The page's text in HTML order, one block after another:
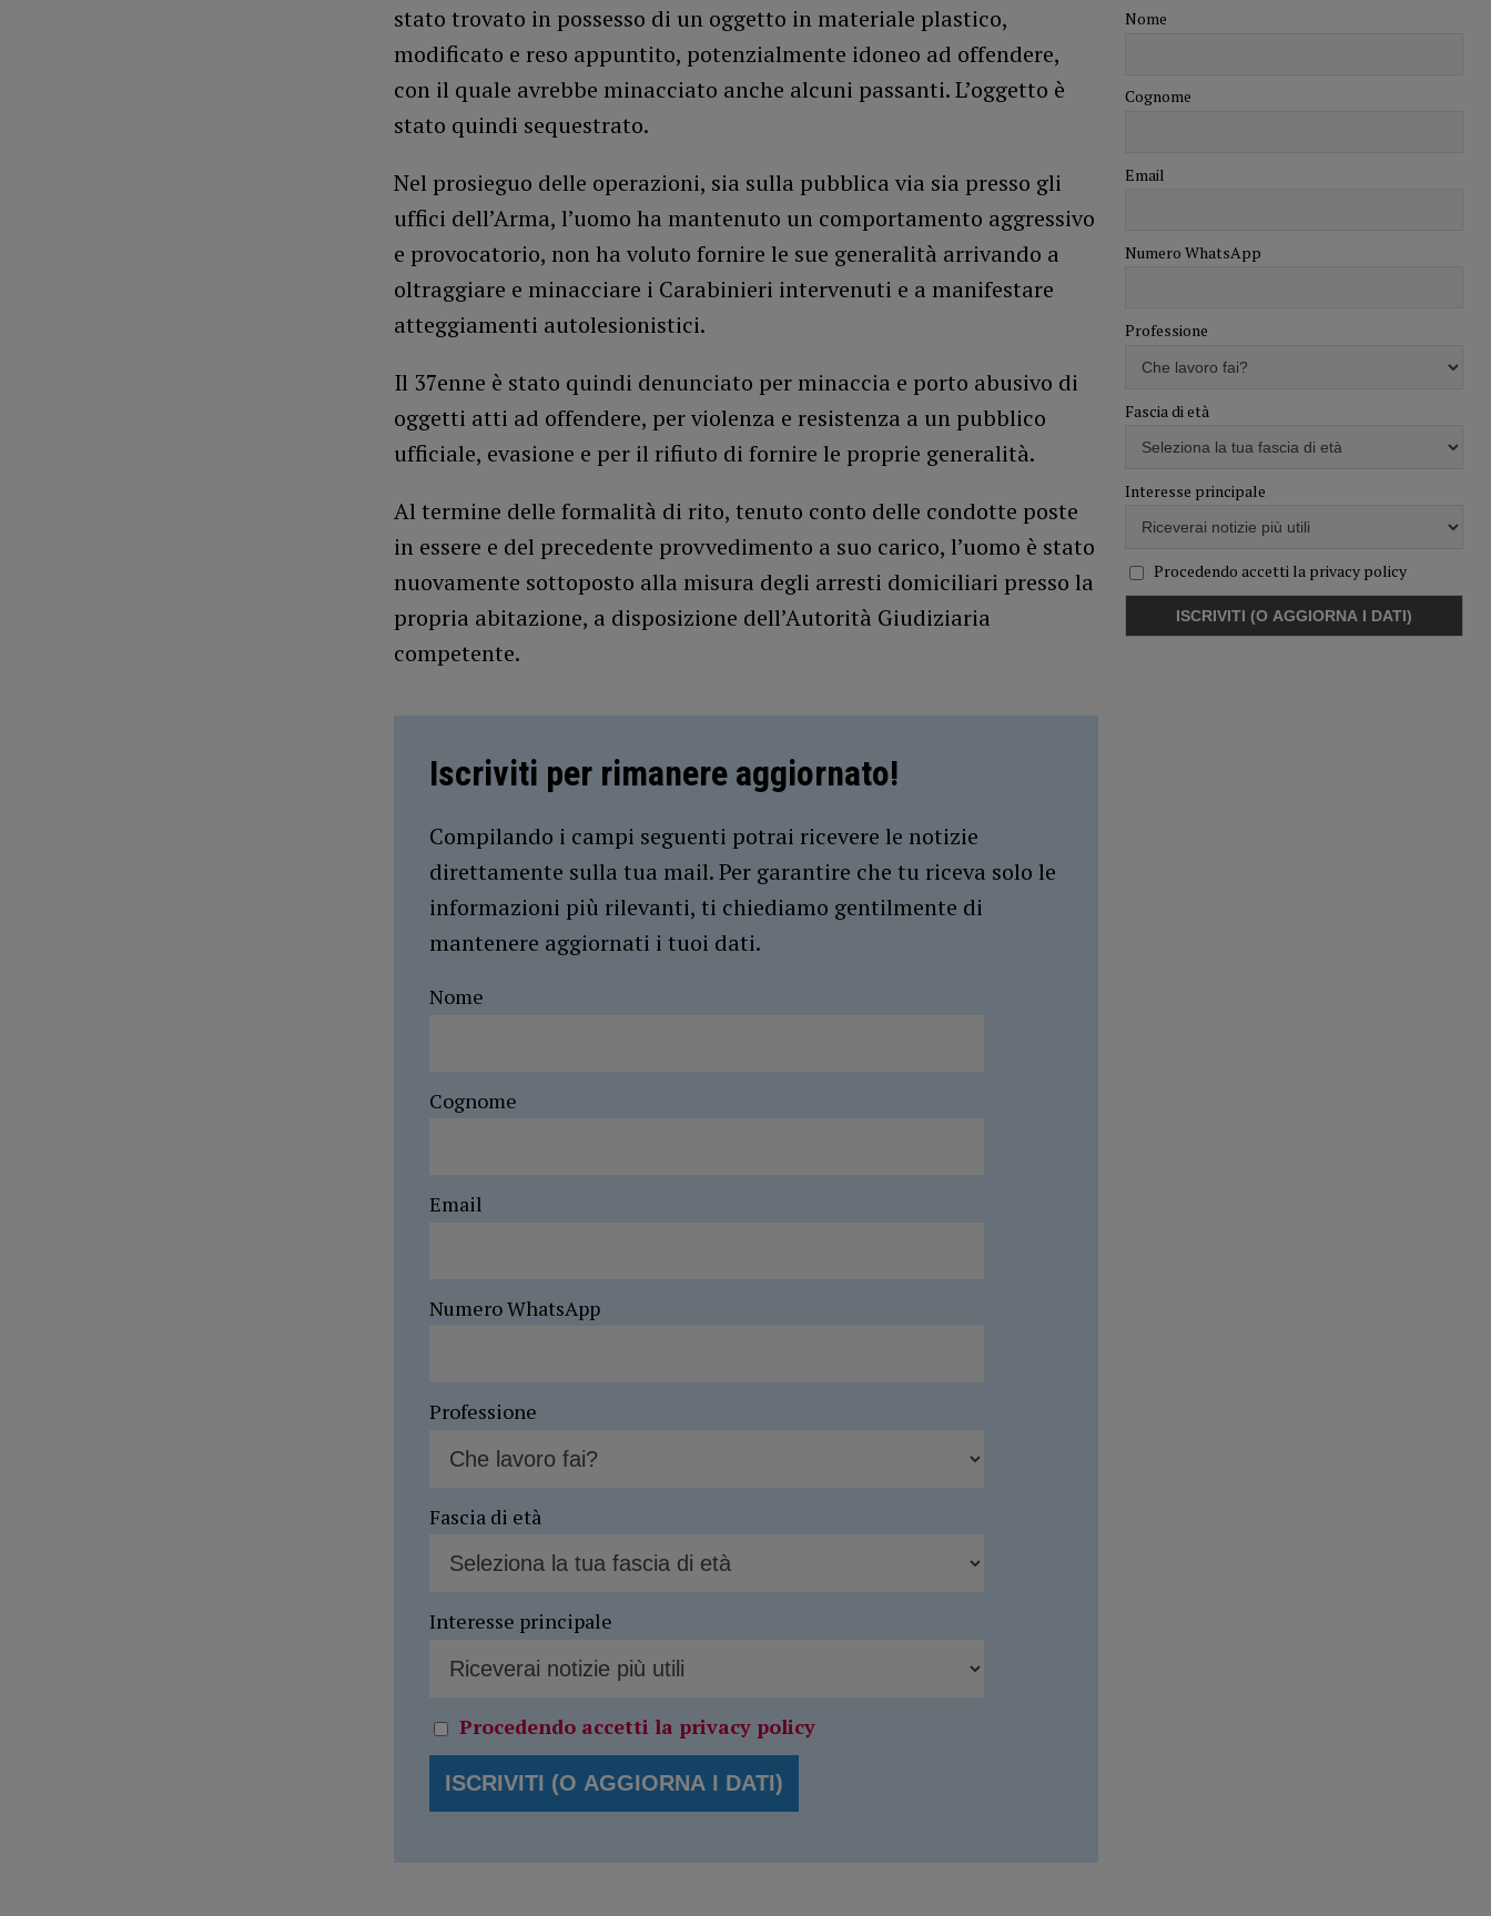
stato trovato in possesso di un oggetto in materiale plastico,
modificato e reso appuntito, potenzialmente idoneo ad offendere,
con il quale avrebbe minacciato anche alcuni passanti. L’oggetto è
stato quindi sequestrato.
Nel prosieguo delle operazioni, sia sulla pubblica via sia presso gli
uffici dell’Arma, l’uomo ha mantenuto un comportamento aggressivo
e provocatorio, non ha voluto fornire le sue generalità arrivando a
oltraggiare e minacciare i Carabinieri intervenuti e a manifestare
atteggiamenti autolesionistici.
Il 37enne è stato quindi denunciato per minaccia e porto abusivo di
oggetti atti ad offendere, per violenza e resistenza a un pubblico
ufficiale, evasione e per il rifiuto di fornire le proprie generalità.
Al termine delle formalità di rito, tenuto conto delle condotte poste
in essere e del precedente provvedimento a suo carico, l’uomo è stato
nuovamente sottoposto alla misura degli arresti domiciliari presso la
propria abitazione, a disposizione dell’Autorità Giudiziaria
competente.
Iscriviti per rimanere aggiornato!
Compilando i campi seguenti potrai ricevere le notizie
direttamente sulla tua mail. Per garantire che tu riceva solo le
informazioni più rilevanti, ti chiediamo gentilmente di
mantenere aggiornati i tuoi dati.
Nome
Cognome
Email
Numero WhatsApp
Professione
Fascia di età
Interesse principale
Procedendo accetti la privacy policy
Nome
Cognome
Email
Numero WhatsApp
Professione
Fascia di età
Interesse principale
Procedendo accetti la privacy policy